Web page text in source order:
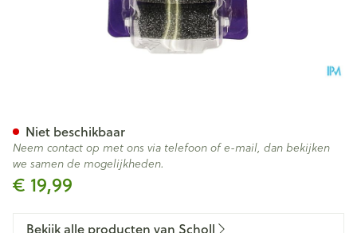
€ 19,99
Niet beschikbaar
Neem contact op met ons via telefoon of e-mail, dan bekijken
we samen de mogelijkheden.
Bekijk alle producten van Scholl